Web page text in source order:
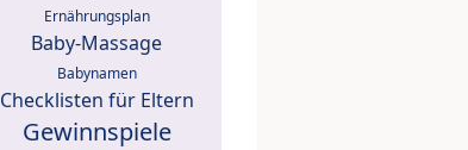
Ernährungsplan
Baby-Massage
Babynamen
Checklisten für Eltern
Gewinnspiele